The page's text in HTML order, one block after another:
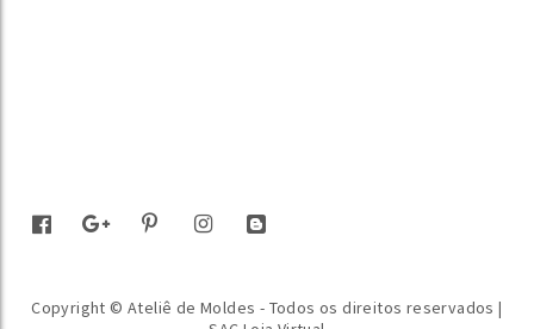
Copyright © Ateliê de Moldes - Todos os direitos reservados |